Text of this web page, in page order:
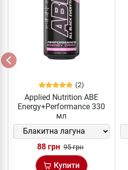
(2)
Applied Nutrition ABE
Energy+Performance 330
мл
88 грн 95 грн
Купити